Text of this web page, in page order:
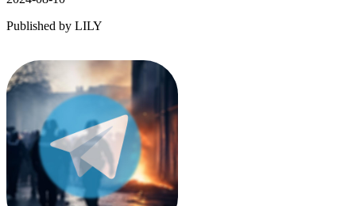
Published by LILY